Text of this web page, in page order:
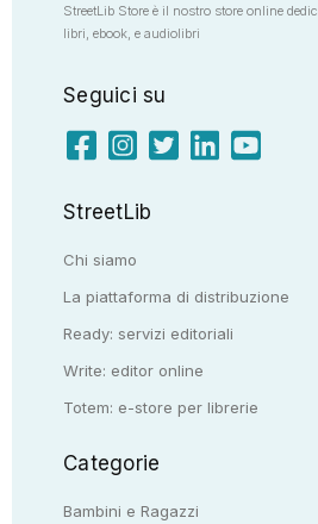
StreetLib Store è il nostro store online
libri, ebook, e audiolibri
Seguici su
StreetLib
Chi siamo
La piattaforma di distribuzione
Ready: servizi editoriali
Write: editor online
Totem: e-store per librerie
Categorie
Bambini e Ragazzi